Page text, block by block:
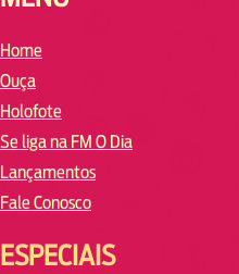
Home
Ouça
Holofote
Se liga na FM O Dia
Lançamentos
Fale Conosco
ESPECIAIS